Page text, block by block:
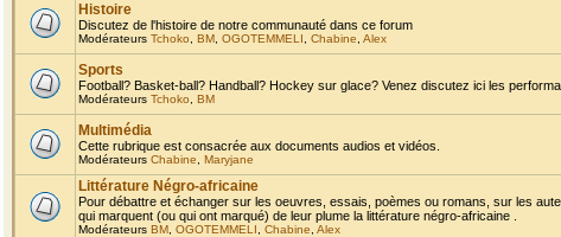
Histoire
Discutez de l'histoire de notre communauté dans ce forum
Modérateurs Tchoko BM OGOTEMMELI Chabine Alex
Sports
Football? Basket-ball? Handball? Hockey sur glace? Venez discutez ici les
Modérateurs Tchoko BM
Multimédia
Cette rubrique est consacrée aux documents audios et vidéos.
Modérateurs Chabine Maryjane
Littérature Négro-africaine
Pour débattre et échanger sur les oeuvres, essais, poèmes ou romans, sur les
qui marquent (ou qui ont marqué) de leur plume la littérature négro-africaine .
Modérateurs BM OGOTEMMELI Chabine Alex